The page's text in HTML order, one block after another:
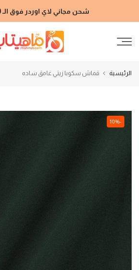
إلى
شحن مجاني لاي اوردر فوق الـ 2000 جنيه
الرئيسية قماش سكوبا زيتي غامق ساده
-10%